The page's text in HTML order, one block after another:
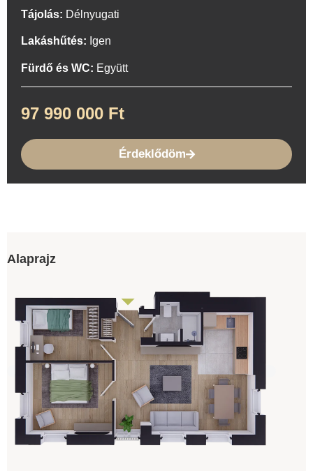
Tájolás: Délnyugati
Lakáshűtés: Igen
Fürdő és WC: Együtt
97 990 000 Ft
Érdeklődöm
Alaprajz